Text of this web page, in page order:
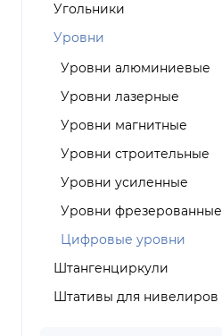
Угольники
Уровни
Уровни алюминиевые
Уровни лазерные
Уровни магнитные
Уровни строительные
Уровни усиленные
Уровни фрезерованные
Цифровые уровни
Штангенциркули
Штативы для нивелиров